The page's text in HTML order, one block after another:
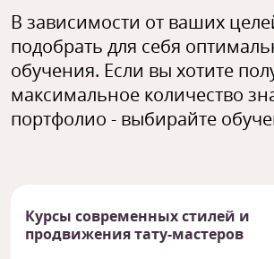
В зависимости от ваших
подобрать для себя
обучения. Если вы хотите
максимальное количество
портфолио - выбирайте
Курсы современных стилей и
продвижения тату-мастеров